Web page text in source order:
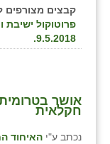
קבצים מצורפים
פרוטוקול
9.5.2018.
אושר
חקלאית
נכתב ע"י האיחוד